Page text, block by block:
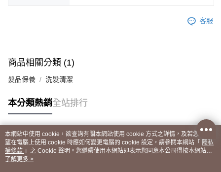
客服
商品相關分類 (1)
髮品保養 洗髮清潔
本分類熱銷全站排行
熱門標籤
本網站中使用 cookie，欲查詢有關本網站使用 cookie 方式之詳情，及若您不希
望在電腦上使用 cookie 時應如何變更電腦的 cookie 設定，請參閱本網站「 隱私
權條款 」之 Cookie 聲明。您繼續使用本網站即表示您同意本公司得按本網站使
用條款之 Cookie 聲明使用 cookie。
了解更多 >